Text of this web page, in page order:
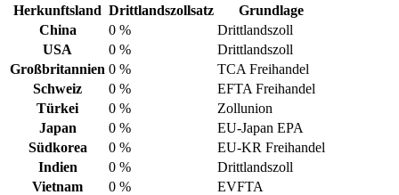
Herkunftsland Drittlandszollsatz
Grundlage
China
0 %
Drittlandszoll
USA
0 %
Drittlandszoll
Großbritannien 0 %
TCA Freihandel
Schweiz
0 %
EFTA Freihandel
Türkei
0 %
Zollunion
Japan
0 %
EU-Japan EPA
Südkorea
0 %
EU-KR Freihandel
Indien
0 %
Drittlandszoll
Vietnam
0 %
EVFTA